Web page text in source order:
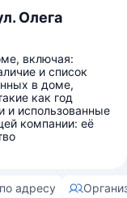
Олега
включая:
и список
в доме,
как год
и использованные
компании: её
адресу